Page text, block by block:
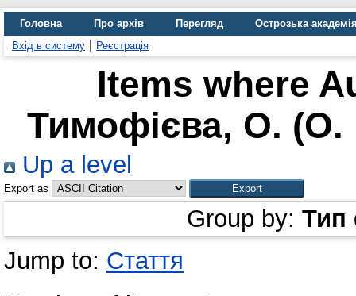
Головна Про архів Перегляд
Острозька
Вхід в систему
Реєстрація
Items where
Тимофієва, О. (О.
Up a level
Export as
Group by: Тип
Jump to: Стаття